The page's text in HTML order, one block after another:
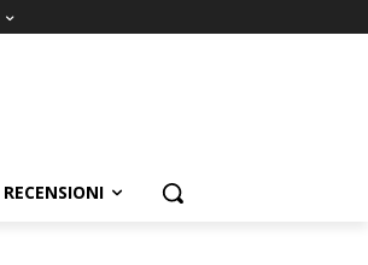
RECENSIONI